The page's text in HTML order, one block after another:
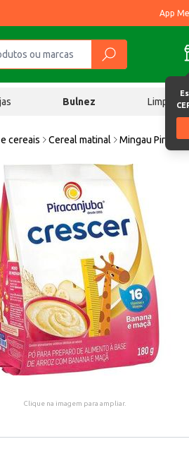
App
Bulnez Limpeza
cereais Cereal matinal Mingau
Clique na imagem para ampliar.